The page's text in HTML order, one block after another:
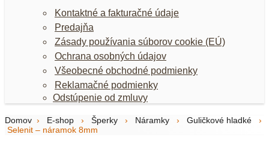
Kontaktné a fakturačné údaje
Predajňa
Zásady používania súborov cookie (EÚ)
Ochrana osobných údajov
Všeobecné obchodné podmienky
Reklamačné podmienky
Odstúpenie od zmluvy
Domov › E-shop › Šperky › Náramky › Guličkové hladké
›
Selenit – náramok 8mm